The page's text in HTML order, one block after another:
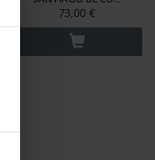
73,00 €